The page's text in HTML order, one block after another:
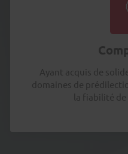
Ayant acquis de
domaines de
la fiabilité